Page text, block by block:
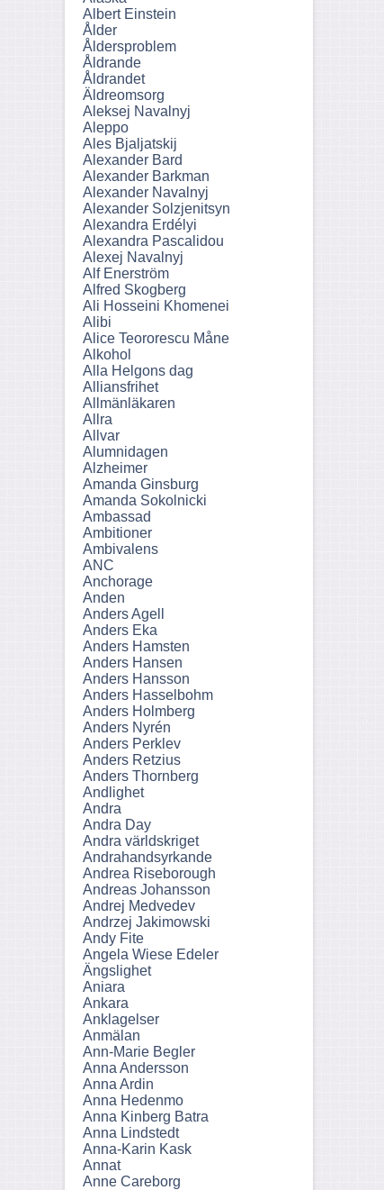
Albert Einstein
Ålder
Åldersproblem
Åldrande
Åldrandet
Äldreomsorg
Aleksej Navalnyj
Aleppo
Ales Bjaljatskij
Alexander Bard
Alexander Barkman
Alexander Navalnyj
Alexander Solzjenitsyn
Alexandra Erdélyi
Alexandra Pascalidou
Alexej Navalnyj
Alf Enerström
Alfred Skogberg
Ali Hosseini Khomenei
Alibi
Alice Teororescu Måne
Alkohol
Alla Helgons dag
Alliansfrihet
Allmänläkaren
Allra
Allvar
Alumnidagen
Alzheimer
Amanda Ginsburg
Amanda Sokolnicki
Ambassad
Ambitioner
Ambivalens
ANC
Anchorage
Anden
Anders Agell
Anders Eka
Anders Hamsten
Anders Hansen
Anders Hansson
Anders Hasselbohm
Anders Holmberg
Anders Nyrén
Anders Perklev
Anders Retzius
Anders Thornberg
Andlighet
Andra
Andra Day
Andra världskriget
Andrahandsyrkande
Andrea Riseborough
Andreas Johansson
Andrej Medvedev
Andrzej Jakimowski
Andy Fite
Angela Wiese Edeler
Ängslighet
Aniara
Ankara
Anklagelser
Anmälan
Ann-Marie Begler
Anna Andersson
Anna Ardin
Anna Hedenmo
Anna Kinberg Batra
Anna Lindstedt
Anna-Karin Kask
Annat
Anne Careborg